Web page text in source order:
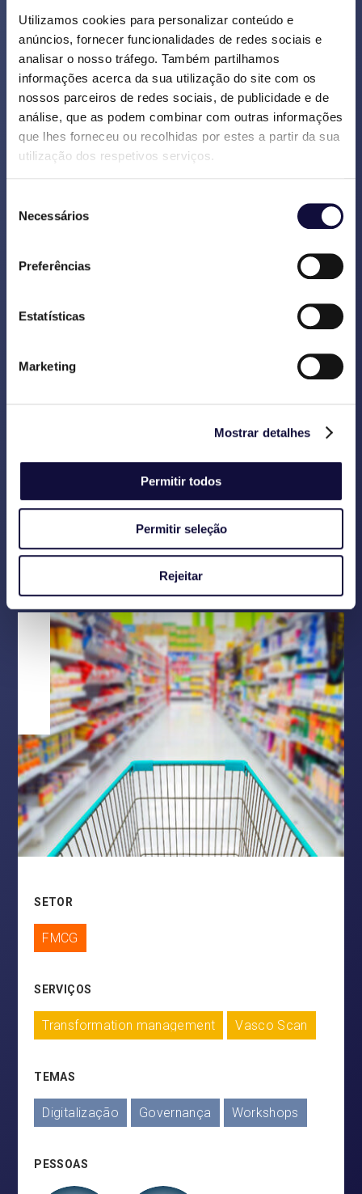
Utilizamos cookies para personalizar conteúdo e
anúncios, fornecer funcionalidades de redes sociais e
analisar o nosso tráfego. Também partilhamos
informações acerca da sua utilização do site com os
nossos parceiros de redes sociais, de publicidade e de
análise, que as podem combinar com outras informações
que lhes forneceu ou recolhidas por estes a partir da sua
utilização dos respetivos serviços.
Necessários
Preferências
Estatísticas
Marketing
Mostrar detalhes
Permitir todos
Permitir seleção
Rejeitar
Sob orientação da Vasco
restabelece-se toda a estrutura
programática, incluindo
governança.
Os relatórios de gestão foram
criados de uma forma nova, dando
Foi proposto e implementado um
para a própria organização. Os
encurtou o tempo total das
SETOR
FMCG
SERVIÇOS
Transformation management Vasco Scan
TEMAS
Digitalização Governança Workshops
PESSOAS